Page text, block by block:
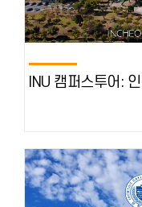
INU 캠퍼스투어: